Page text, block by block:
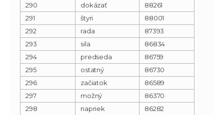
290
dokázať
88261
291
štyri
88001
292
rada
87393
293
sila
86834
294
predseda
86759
295
ostatný
86730
296
začiatok
86589
297
možný
86370
298
napriek 86282